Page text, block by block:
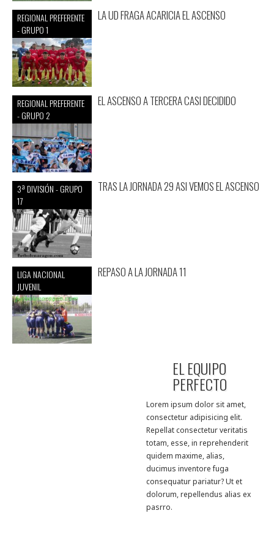
REGIONAL PREFERENTE
- GRUPO 1
LA UD FRAGA ACARICIA EL ASCENSO
REGIONAL PREFERENTE
- GRUPO 2
EL ASCENSO A TERCERA CASI DECIDIDO
3ª DIVISIÓN - GRUPO
17
TRAS LA JORNADA 29 ASI VEMOS EL ASCENSO
LIGA NACIONAL
JUVENIL
REPASO A LA JORNADA 11
EL EQUIPO
PERFECTO
Lorem ipsum dolor sit amet,
consectetur adipisicing elit.
Repellat consectetur veritatis
totam, esse, in reprehenderit
quidem maxime, alias,
ducimus inventore fuga
consequatur pariatur? Ut et
dolorum, repellendus alias ex
pasrro.